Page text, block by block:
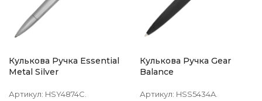
Кулькова Ручка Essential
Metal Silver
Артикул: HSY4874C.
Кулькова Ручка Gear
Balance
Артикул: HSS5434A.